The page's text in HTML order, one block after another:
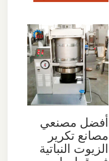
أفضل مصنعي
مصانع تكرير
الزيوت النباتية